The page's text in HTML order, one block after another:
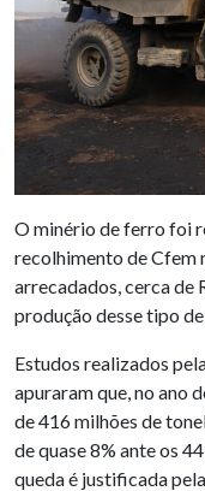
O minério de ferro foi
recolhimento de Cfem
arrecadados, cerca de
produção desse tipo
Estudos realizados
apuraram que, no ano
de 416 milhões de
de quase 8% ante os
queda é justificada